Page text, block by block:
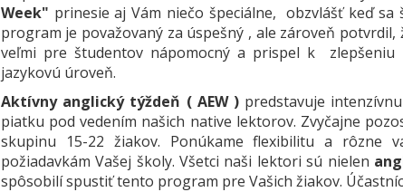
Week" prinesie aj Vám niečo špeciálne, obzvlášť keď
program je považovaný za úspešný , ale zároveň potvrdil,
veľmi pre študentov nápomocný a prispel k zlepšeniu
jazykovú úroveň.
Aktívny anglický týždeň ( AEW ) predstavuje
piatku pod vedením našich native lektorov. Zvyčajne
skupinu 15-22 žiakov. Ponúkame flexibilitu a rôzne
požiadavkám Vašej školy. Všetci naši lektori sú nielen
spôsobilí spustiť tento program pre Vašich žiakov.